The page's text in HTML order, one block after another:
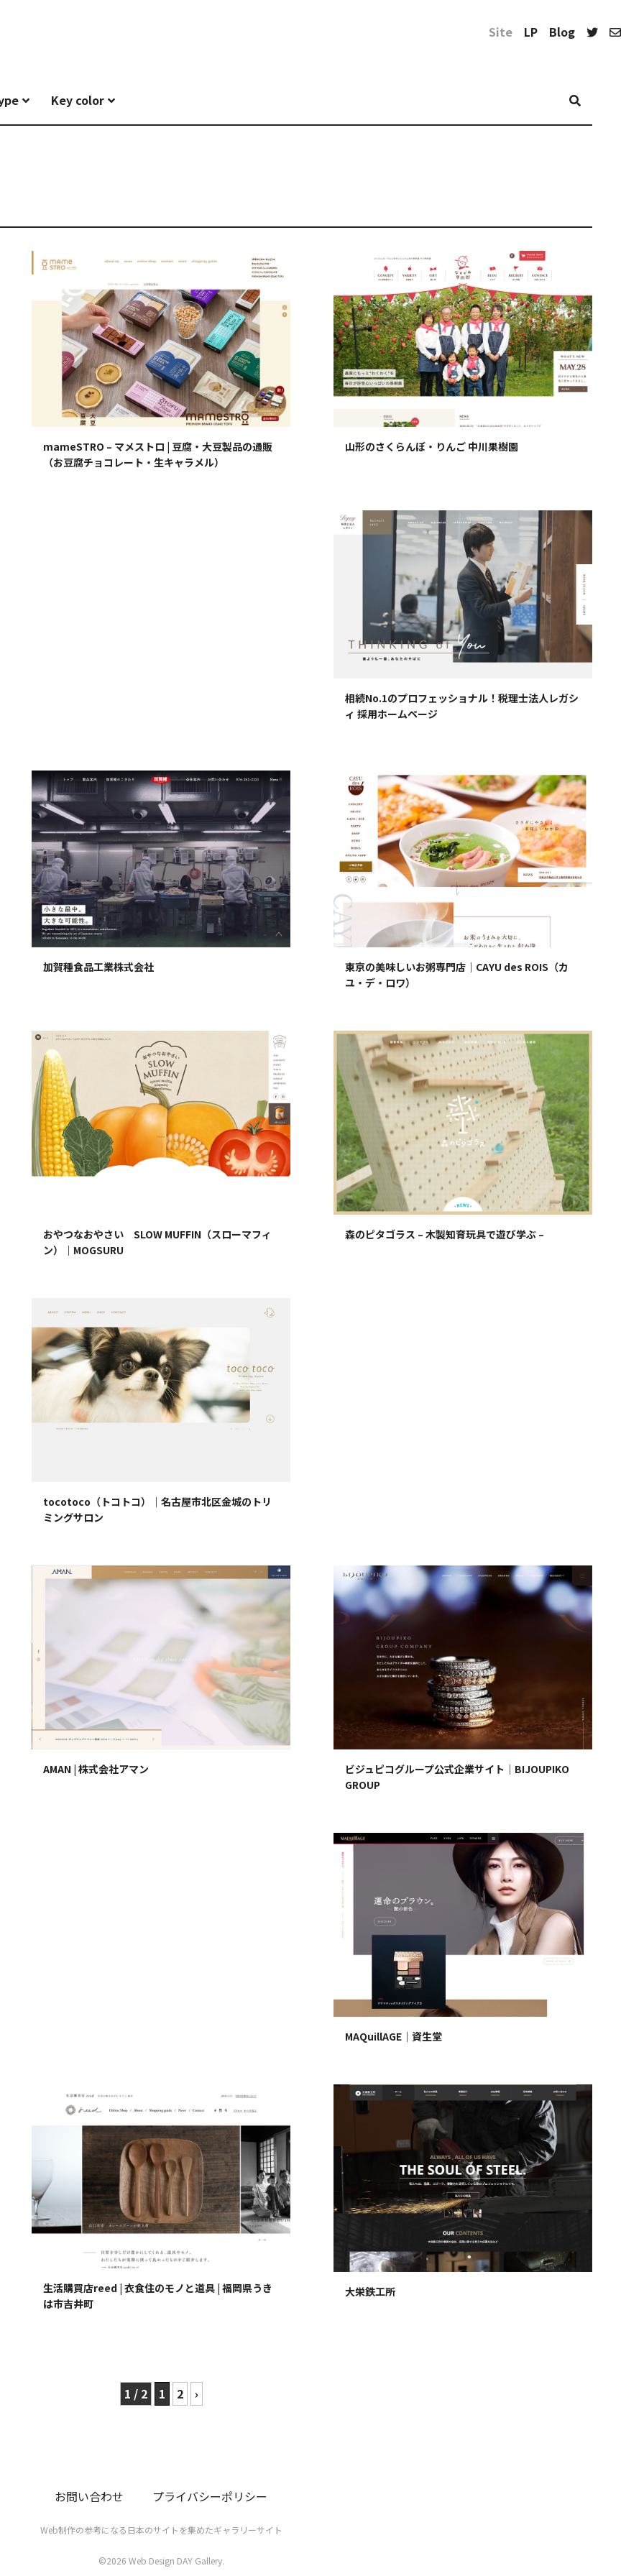
Site LP Blog
Key color
mameSTRO – マメストロ | 豆腐・大豆製品の通販
（お豆腐チョコレート・生キャラメル）
山形のさくらんぼ・りんご 中川果樹園
相続No.1のプロフェッショナル！税理士法人レガシ
ィ 採用ホームページ
加賀種食品工業株式会社
東京の美味しいお粥専門店｜CAYU des ROIS（カ
ユ・デ・ロワ）
おやつなおやさい SLOW MUFFIN（スローマフィ
ン）｜MOGSURU
森のピタゴラス – 木製知育玩具で遊び学ぶ –
tocotoco（トコトコ）｜名古屋市北区金城のトリ
ミングサロン
AMAN | 株式会社アマン
ビジュピコグループ公式企業サイト｜BIJOUPIKO
GROUP
MAQuillAGE｜資生堂
生活購買店reed | 衣食住のモノと道具 | 福岡県うき
は市吉井町
大栄鉄工所
1 / 2 1 2 ›
お問い合わせ プライバシーポリシー
Web制作の参考になる日本のサイトを集めたギャラリーサイト
©2026 Web Design DAY Gallery.